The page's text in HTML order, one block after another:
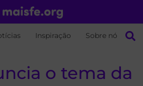
Inspiração Sobre nós
o tema da